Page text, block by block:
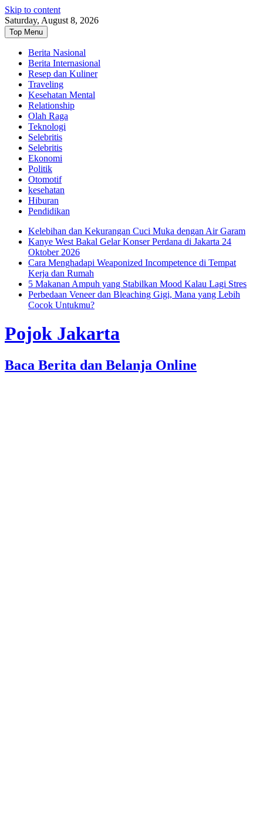
Skip to content
Saturday, August 8, 2026
Top Menu
Berita Nasional
Berita Internasional
Resep dan Kuliner
Traveling
Kesehatan Mental
Relationship
Olah Raga
Teknologi
Selebritis
Selebritis
Ekonomi
Politik
Otomotif
kesehatan
Hiburan
Pendidikan
Kelebihan dan Kekurangan Cuci Muka dengan Air Garam
Kanye West Bakal Gelar Konser Perdana di Jakarta 24
Oktober 2026
Cara Menghadapi Weaponized Incompetence di Tempat
Kerja dan Rumah
5 Makanan Ampuh yang Stabilkan Mood Kalau Lagi Stres
Perbedaan Veneer dan Bleaching Gigi, Mana yang Lebih
Cocok Untukmu?
Pojok Jakarta
Baca Berita dan Belanja Online